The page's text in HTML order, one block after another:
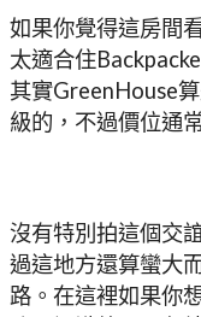
如果你覺得這房間
太適合住
其實GreenHouse
級的，不過價位通
[ 交誼
沒有特別拍這個交
過這地方還算蠻大
路。在這裡如果你